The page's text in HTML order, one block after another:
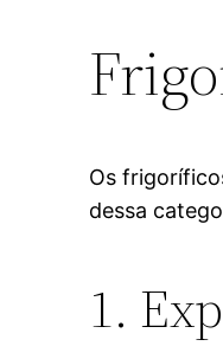
Os
dessa
1.